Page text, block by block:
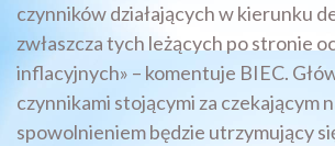
czynników działających w kierunku
zwłaszcza tych leżących po stronie
inflacyjnych» – komentuje BIEC.
czynnikami stojącymi za czekającym
spowolnieniem będzie utrzymujący